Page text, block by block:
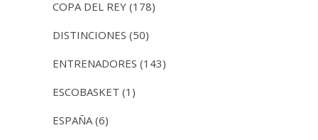
COPA DEL REY (178)
DISTINCIONES (50)
ENTRENADORES (143)
ESCOBASKET (1)
ESPAÑA (6)